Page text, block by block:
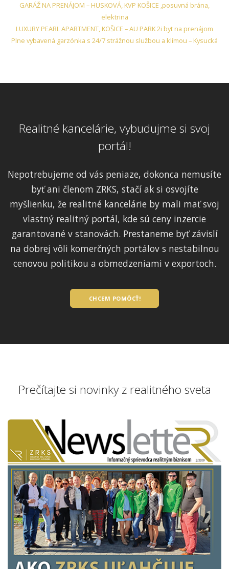
GARÁŽ NA PRENÁJOM – HUSKOVÁ, KVP KOŠICE ,posuvná brána,
elektrina
LUXURY PEARL APARTMENT, KOŠICE – AU PARK 2i byt na prenájom
Plne vybavená garzónka s 24/7 strážnou službou a klímou – Kysucká
Realitné kancelárie, vybudujme si svoj
portál!
Nepotrebujeme od vás peniaze, dokonca nemusíte
byť ani členom ZRKS, stačí ak si osvojíte
myšlienku, že realitné kancelárie by mali mať svoj
vlastný realitný portál, kde sú ceny inzercie
garantované v stanovách. Prestaneme byť závislí
na dobrej vôli komerčných portálov s nestabilnou
cenovou politikou a obmedzeniami v exportoch.
CHCEM POMÔCŤ!
Prečítajte si novinky z realitného sveta